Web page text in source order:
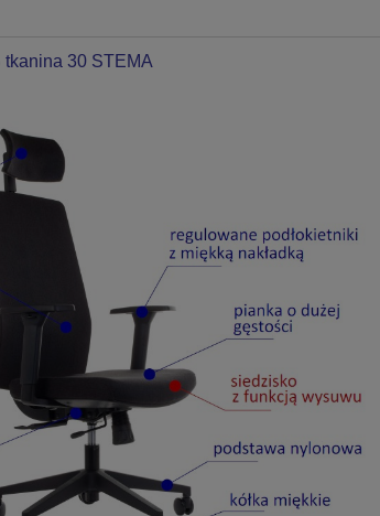
V Net
Krzesło biurowe ZN-805-C
30 STEMA
877,00 zł
tkanina 30 STEMA